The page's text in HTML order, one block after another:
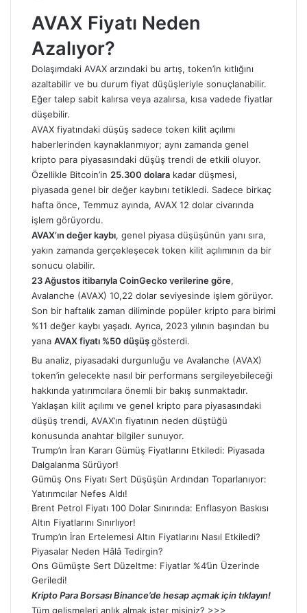
AVAX Fiyatı Neden
Azalıyor?
Dolaşımdaki AVAX arzındaki bu artış, token’in kıtlığını
azaltabilir ve bu durum fiyat düşüşleriyle sonuçlanabilir.
Eğer talep sabit kalırsa veya azalırsa, kısa vadede fiyatlar
düşebilir.
AVAX fiyatındaki düşüş sadece token kilit açılımı
haberlerinden kaynaklanmıyor; aynı zamanda genel
kripto para piyasasındaki düşüş trendi de etkili oluyor.
Özellikle Bitcoin’in 25.300 dolara kadar düşmesi,
piyasada genel bir değer kaybını tetikledi. Sadece birkaç
hafta önce, Temmuz ayında, AVAX 12 dolar civarında
işlem görüyordu.
AVAX’ın değer kaybı, genel piyasa düşüşünün yanı sıra,
yakın zamanda gerçekleşecek token kilit açılımının da bir
sonucu olabilir.
23 Ağustos itibarıyla CoinGecko verilerine göre,
Avalanche (AVAX) 10,22 dolar seviyesinde işlem görüyor.
Son bir haftalık zaman diliminde popüler kripto para birimi
%11 değer kaybı yaşadı. Ayrıca, 2023 yılının başından bu
yana AVAX fiyatı %50 düşüşgösterdi.
Bu analiz, piyasadaki durgunluğu ve Avalanche (AVAX)
token’in gelecekte nasıl bir performans sergileyebileceği
hakkında yatırımcılara önemli bir bakış sunmaktadır.
Yaklaşan kilit açılımı ve genel kripto para piyasasındaki
düşüş trendi, AVAX’ın fiyatının neden düştüğü
konusunda anahtar bilgiler sunuyor.
Trump’ın İran Kararı Gümüş Fiyatlarını Etkiledi: Piyasada
Dalgalanma Sürüyor!
Gümüş Ons Fiyatı Sert Düşüşün Ardından Toparlanıyor:
Yatırımcılar Nefes Aldı!
Brent Petrol Fiyatı 100 Dolar Sınırında: Enflasyon Baskısı
Altın Fiyatlarını Sınırlıyor!
Trump’ın İran Ertelemesi Altın Fiyatlarını Nasıl Etkiledi?
Piyasalar Neden Hâlâ Tedirgin?
Ons Gümüşte Sert Düzeltme: Fiyatlar %4’ün Üzerinde
Geriledi!
Kripto Para Borsası Binance’de hesap açmak için tıklayın!
Tüm gelişmeleri anlık almak ister misiniz? >>>